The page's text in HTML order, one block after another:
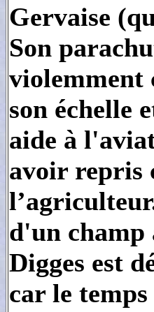
Gervaise
Son
violemment
son échelle
aide à
avoir repris
d'un champ
Digges est
car le